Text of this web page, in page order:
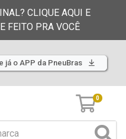
CLIQUE AQUI E
FEITO PRA VOCÊ
já o APP da PneuBras
0